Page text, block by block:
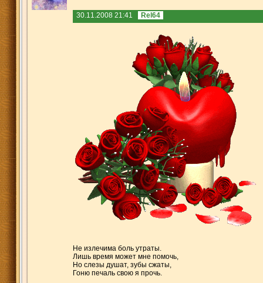
30.11.2008 21:41 Rel64
Не излечима боль утраты.
Лишь время может мне помочь,
Но слезы душат, зубы сжаты,
Гоню печаль свою я прочь.